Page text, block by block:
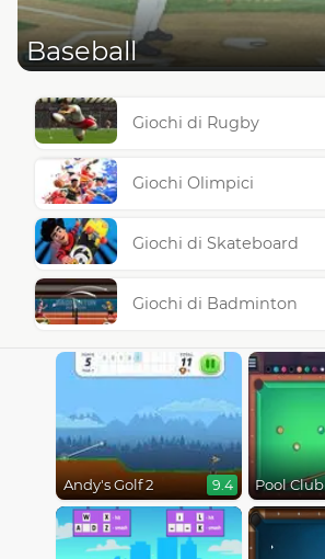
Baseball
Giochi di Rugby
Giochi Olimpici
Giochi di Skateboard
Giochi di Badminton
Andy's Golf 2 9.4 Pool Club